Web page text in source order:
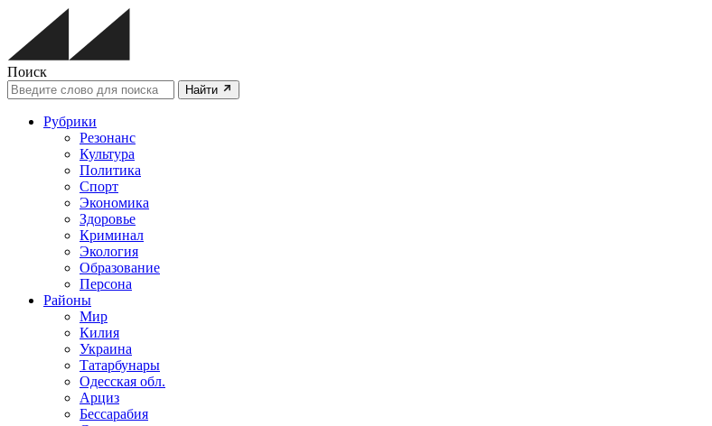
Поиск
Найти
Рубрики
Резонанс
Культура
Политика
Спорт
Экономика
Здоровье
Криминал
Экология
Образование
Персона
Районы
Мир
Килия
Украина
Татарбунары
Одесская обл.
Арциз
Бессарабия